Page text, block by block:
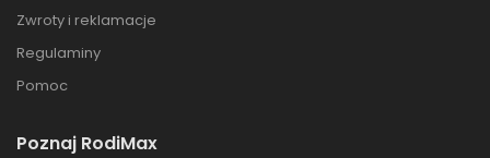
Zwroty i reklamacje
Regulaminy
Pomoc
Poznaj RodiMax